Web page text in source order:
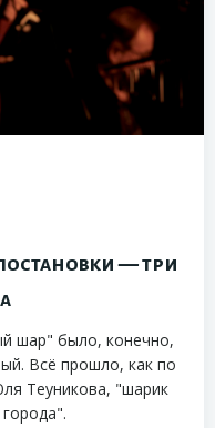
— три
шар" было, конечно,
Всё прошло, как по
Теуникова, "шарик